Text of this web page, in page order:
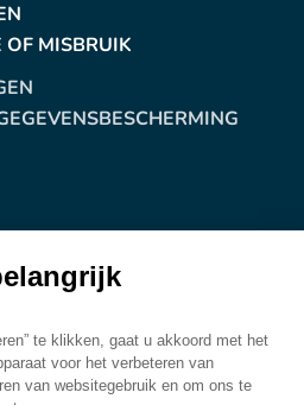
OF MISBRUIK